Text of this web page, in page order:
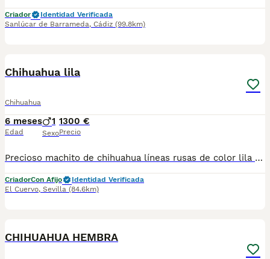
Criador
Identidad Verificada
Sanlúcar de Barrameda, Cádiz (99.8km)
Chihuahua lila
Chihuahua
6 meses
Edad
1
Sexo
1300 €
Precio
Precioso machito de chihuahua líneas rusas de color lila anh tan muy pequeño, todos nuestros cachorros se crían en ambiente familiar y en las mejores condiciones de bienestar. Se entrega con. - cartilla veterinaria. - vacunas según edad. - Desparasitado tanto interior como exterior. - certificado de salud. - garantías víricas de diez días y genética de seis meses. - contrato de compra y venta. - factura si la deseas. - pedigree todas las generaciones. - pienso inicial proplan. - Kit de bienvenida. Se puede recoger en persona o se puede enviar a toda España, para más vídeos y fotos actuales nos puedes llamar o escribir al tlf 650628825
CriadorCon Afijo
Identidad Verificada
El Cuervo, Sevilla (84.6km)
CHIHUAHUA HEMBRA